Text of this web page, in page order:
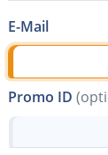
E-Mail
Promo ID